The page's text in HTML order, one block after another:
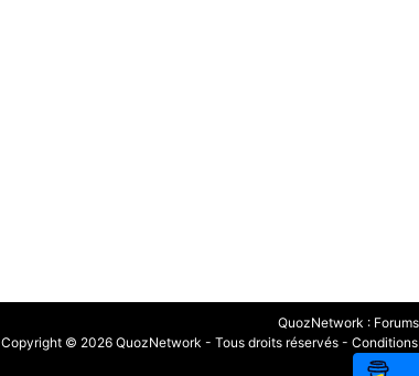
QuozNetwork : Forums
Copyright © 2026 QuozNetwork - Tous droits réservés -